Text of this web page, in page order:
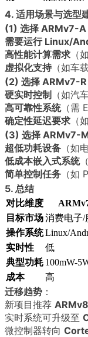
4. 适用场景与选型
(1) 选择 ARMv7-A
需要运行 Linux/
高性能计算需求 （
虚拟化支持 （如车
(2) 选择 ARMv7-R
硬实时控制 （如汽
高可靠性系统（需
确定性延迟要求 （
(3) 选择 ARMv7-
超低功耗设备 （如
低成本嵌入式系统
简单控制任务 （如
5. 总结
对比维度
目标市场消费电子/
操作系统Linux/
实时性
低
典型功耗 100mW-
成本
高
迁移趋势 ：
新项目推荐
实时系统可升级至
微控制器转向